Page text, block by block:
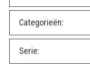
Categorieën:
Serie: